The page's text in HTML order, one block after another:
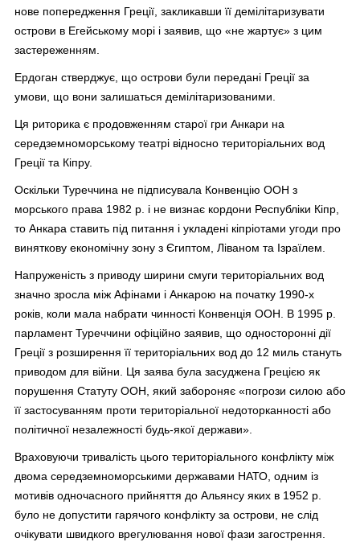
нове попередження Греції, закликавши її демілітаризувати
острови в Егейському морі і заявив, що «не жартує» з цим
застереженням.
Ердоган стверджує, що острови були передані Греції за
умови, що вони залишаться демілітаризованими.
Ця риторика є продовженням старої гри Анкари на
середземноморському театрі відносно територіальних вод
Греції та Кіпру.
Оскільки Туреччина не підписувала Конвенцію ООН з
морського права 1982 р. і не визнає кордони Республіки Кіпр,
то Анкара ставить під питання і укладені кіпріотами угоди про
виняткову економічну зону з Єгиптом, Ліваном та Ізраїлем.
Напруженість з приводу ширини смуги територіальних вод
значно зросла між Афінами і Анкарою на початку 1990-х
років, коли мала набрати чинності Конвенція ООН. В 1995 р.
парламент Туреччини офіційно заявив, що односторонні дії
Греції з розширення її територіальних вод до 12 миль стануть
приводом для війни. Ця заява була засуджена Грецією як
порушення Статуту ООН, який забороняє «погрози силою або
її застосуванням проти територіальної недоторканності або
політичної незалежності будь-якої держави».
Враховуючи тривалість цього територіального конфлікту між
двома середземноморськими державами НАТО, одним із
мотивів одночасного прийняття до Альянсу яких в 1952 р.
було не допустити гарячого конфлікту за острови, не слід
очікувати швидкого врегулювання нової фази загострення.